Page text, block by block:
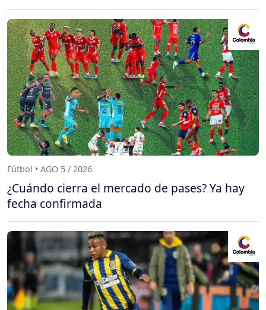
Fútbol • AGO 5 / 2026
¿Cuándo cierra el mercado de pases? Ya hay
fecha confirmada